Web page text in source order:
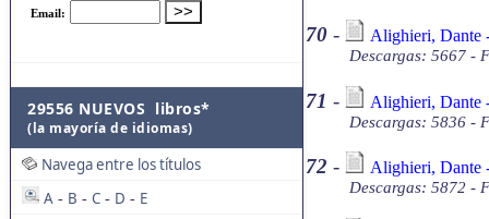
29556 NUEVOS libros*
(la mayoría de idiomas)
Navega entre los títulos
A - B - C - D - E
70 - Alighieri, Dante
Descargas: 5667 -
71 - Alighieri, Dante
Descargas: 5836 -
72 - Alighieri, Dante
Descargas: 5872 -